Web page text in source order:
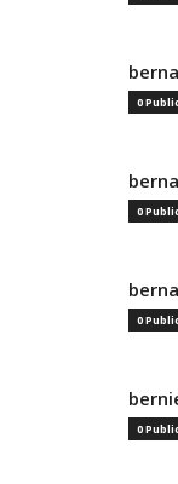
0
0
0
0